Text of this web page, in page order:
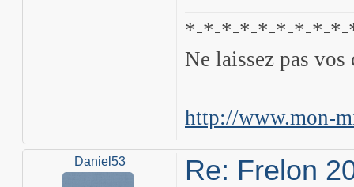
*-*-*-*-*-*-*-*-
Ne laissez pas
http://www.mon-
Daniel53 Re: Frelon